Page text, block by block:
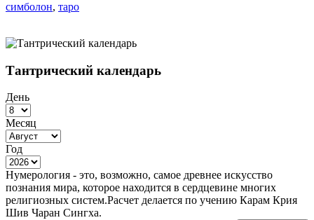
симболон, таро
Тантрический календарь
День
Месяц
Год
Нумерология - это, возможно, самое древнее искусство
познания мира, которое находится в сердцевине многих
религиозных систем.Расчет делается по учению Карам Крия
Шив Чаран Сингха.